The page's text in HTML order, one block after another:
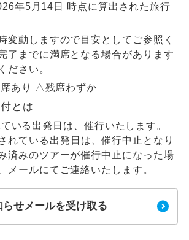
年5月14日 時点に算出された旅行
変動しますので目安としてご参照く
了までに満席となる場合があります
ださい。
あり △残席わずか
とは
いる出発日は、催行いたします。
れている出発日は、催行中止となり
済みのツアーが催行中止になった場
メールにてご連絡いたします。
せメールを受け取る